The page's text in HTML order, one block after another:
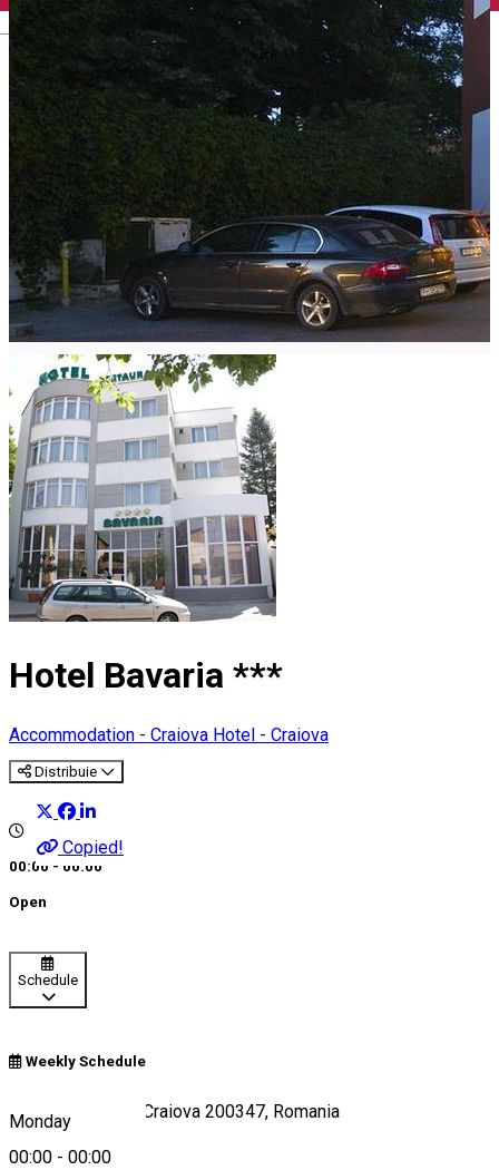
English
Hotel Bavaria ***
Accommodation - Craiova Hotel - Craiova
Distribuie
Copied!
00:00 - 00:00
Open
Schedule
Weekly Schedule
Monday
00:00 - 00:00
Strada Caracal 3, Craiova 200347, Romania